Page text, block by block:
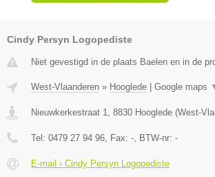
Cindy Persyn Logopediste
Niet gevestigd in de plaats Baelen en in de
West-Vlaanderen » Hooglede Google maps
Nieuwkerkestraat 1, 8830 Hooglede (West-
Tel: 0479 27 94 96, Fax: -, BTW-nr: -
E-mail › Cindy Persyn Logopediste